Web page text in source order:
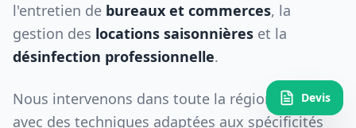
l'entretien de bureaux et commerces, la
gestion des locations saisonnières et la
désinfection professionnelle.
Nous intervenons dans toute la région alpine
avec des techniques adaptées aux spécificités
Devis